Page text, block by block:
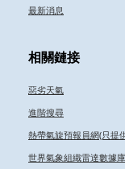
最新消息
相關鏈接
惡劣天氣
進階搜尋
熱帶氣旋預報員網(只提
世界氣象組織雷達數據